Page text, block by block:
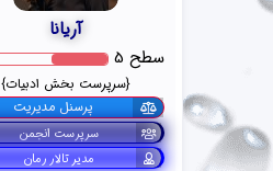
آریانا
سطح 5
{سرپرست بخش ادبیات}
پرسنل مدیریت
سرپرست انجمن
مدیر تالار رمان